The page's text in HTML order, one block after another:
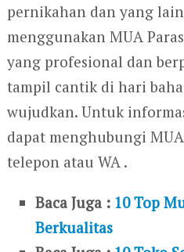
pernikahan dan yang
menggunakan MUA
yang profesional dan
tampil cantik di hari
wujudkan. Untuk
dapat menghubungi
telepon atau WA .
Baca Juga : 10 Top
Berkualitas